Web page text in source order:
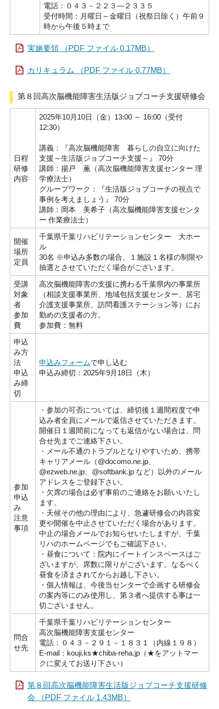
電話：０４３－２２３―２３３５
受付時間：月曜日～金曜日（祝祭日除く）午前９
時から午後５時まで
実施要領 （PDF ファイル 0.17MB）
カリキュラム （PDF ファイル 0.77MB）
第８回高次脳機能障害生活版ジョブコーチ支援研修会
日程
研修
内容
2025年10月10日（金）13:00 ～ 16:00（受付
12:30）
講義：『高次脳機能障害 暮らしの自立に向けた
支援～生活版ジョブコーチ支援～』 70分
講師：揚戸 薫（高次脳機能障害支援センター 理
学療法士）
グループワーク：『生活版ジョブコーチの視点で
事例を考えましょう』 70分
講師：岡本 美希子（高次脳機能障害支援センタ
ー 作業療法士）
開催
場所
定員
千葉県千葉リハビリテーションセンター 大ホー
ル
30名 ※申込み多数の場合、１施設１名様の制限や
抽選とさせていただく場合がございます。
受講
対象
者
参加
費
高次脳機能障害の支援に携わる千葉県内の事業所
（相談支援事業所、地域包括支援センター、居宅
介護支援事業所、訪問看護ステーション等）にお
勤めの支援者の方。
参加費：無料
申込
み方
法
申込
み締
切
申込みフォームで申し込む
申込み締切：2025年9月18日（木）
参加
申込
み
注意
事項
・参加の可否については、締切後１週間程度で申
込み者全員にメールで返信させていただきます。
開催日１週間前になっても返信がない場合は、問
合せ先までご連絡下さい。
・メール不通のトラブルとなりやすいため、携帯
キャリアメール（@docomo.ne.jp、
@ezweb.ne.jp、@softbank.jp など）以外のメール
アドレスをご登録下さい。
・欠席の場合は必ず事前のご連絡をお願いいたし
ます。
・天候その他の理由により、急遽研修会の内容変
更や開催を中止させていただく場合があります。
中止の場合メールでお知らせいたしますが、千葉
リハのホームページでもご確認下さい。
・昼食について：院内にイートインスペースはご
ざいますが、席数に限りがございます。なるべく
昼食を済まされてからお越し下さい。
・個人情報は、今後当センターで企画する研修会
の案内等にのみ使用し、第３者へ提供する事は一
切ございません。
問合
せ先
千葉県千葉リハビリテーションセンター
高次脳機能障害支援センター
電話：０４３－２９１－１８３１（内線１９８）
E-mail：kouji.ks★chiba-reha.jp（★をアットマー
クに変えてお送り下さい）
第８回高次脳機能障害生活版ジョブコーチ支援研修
会 （PDF ファイル 1.43MB）